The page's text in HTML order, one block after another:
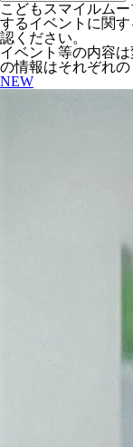
こどもスマイルム
するイベントに関
認ください。
イベント等の内容
の情報はそれぞれの
NEW